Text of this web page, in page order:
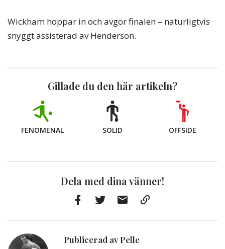
Wickham hoppar in och avgör finalen – naturligtvis
snyggt assisterad av Henderson.
Gillade du den här artikeln?
FENOMENAL SOLID OFFSIDE
Dela med dina vänner!
Publicerad av Pelle